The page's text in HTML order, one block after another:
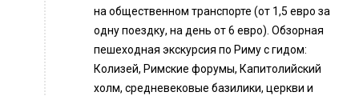
на общественном транспорте (от 1,5 евро за
одну поездку, на день от 6 евро). Обзорная
пешеходная экскурсия по Риму с гидом:
Колизей, Римские форумы, Капитолийский
холм, средневековые базилики, церкви и